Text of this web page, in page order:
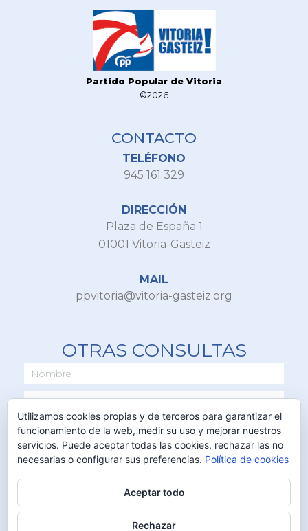
Partido Popular de Vitoria
©2026
CONTACTO
TELÉFONO
945 161 329
DIRECCIÓN
Plaza de España 1
01001 Vitoria-Gasteiz
MAIL
ppvitoria@vitoria-gasteiz.org
OTRAS CONSULTAS
ENVIAR
Utilizamos cookies propias y de terceros para garantizar el
funcionamiento de la web, medir su uso y mejorar nuestros
servicios. Puede aceptar todas las cookies, rechazar las no
necesarias o configurar sus preferencias. Política de cookies
Aceptar todo
Rechazar